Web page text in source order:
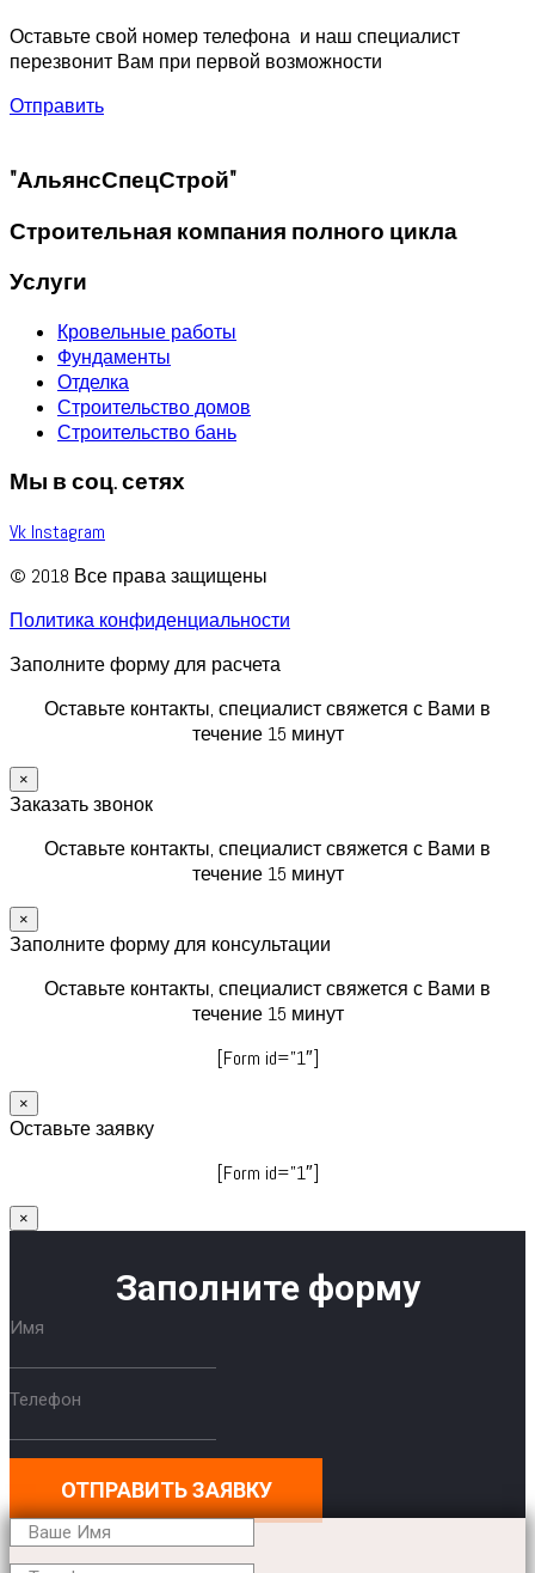
Оставьте свой номер телефона и наш специалист
перезвонит Вам при первой возможности
Отправить
"АльянсСпецСтрой"
Строительная компания полного цикла
Услуги
Кровельные работы
Фундаменты
Отделка
Строительство домов
Строительство бань
Мы в соц. сетях
Vk Instagram
© 2018 Все права защищены
Политика конфиденциальности
Заполните форму для расчета
Оставьте контакты, специалист свяжется с Вами в
течение 15 минут
×
Заказать звонок
Оставьте контакты, специалист свяжется с Вами в
течение 15 минут
×
Заполните форму для консультации
Оставьте контакты, специалист свяжется с Вами в
течение 15 минут
[Form id=”1″]
×
Оставьте заявку
[Form id=”1″]
×
Заполните форму
Имя
Телефон
ОТПРАВИТЬ ЗАЯВКУ